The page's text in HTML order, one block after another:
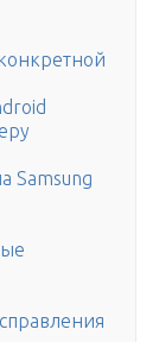
Samsung